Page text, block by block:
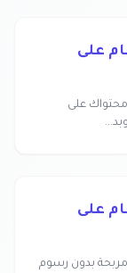
على
محتواك على
على
بدون رسوم